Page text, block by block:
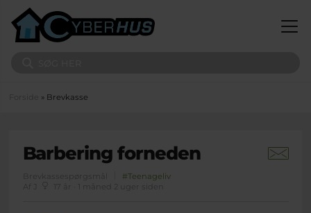
Du er her
» Brevkasse
Barbering forneden
Brevkassespørgsmål
#Teenageliv
Af J